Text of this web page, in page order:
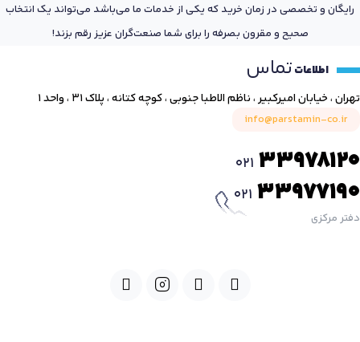
رایگان و تخصصی در زمان خرید که یکی از خدمات ما می‌باشد می‌تواند یک انتخاب
صحیح و مقرون بصرفه را برای شما صنعت‌گران عزیز رقم بزند!
اطلاعاتتماس
تهران ، خیابان امیرکبیر ، ناظم الاطبا جنوبی ، کوچه کتانه ، پلاک ۳۱ ، واحد ۱
info@parstamin-co.ir
021 33978120
021 33977190
دفتر مرکزی